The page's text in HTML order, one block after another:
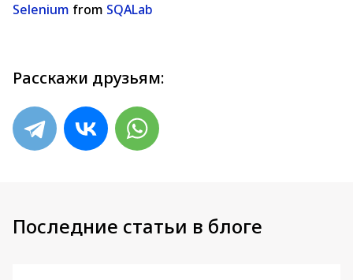
Selenium from SQALab
Расскажи друзьям:
Последние статьи в блоге